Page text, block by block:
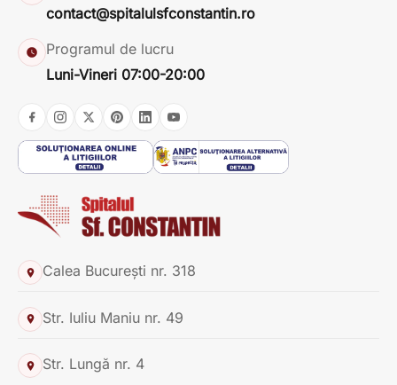
contact@spitalulsfconstantin.ro
Programul de lucru
Luni-Vineri 07:00-20:00
Calea București nr. 318
Str. Iuliu Maniu nr. 49
Str. Lungă nr. 4